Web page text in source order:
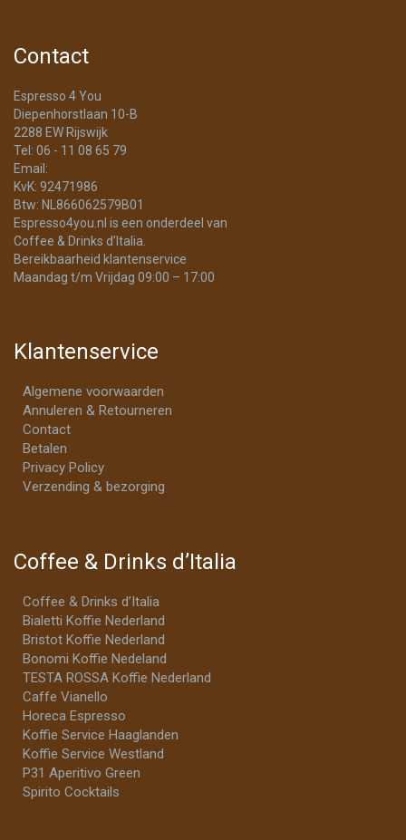
Contact
Espresso 4 You
Diepenhorstlaan 10-B
2288 EW Rijswijk
Tel: 06 - 11 08 65 79
Email:
KvK: 92471986
Btw: NL866062579B01
Espresso4you.nl is een onderdeel van
Coffee & Drinks d’Italia.
Bereikbaarheid klantenservice
Maandag t/m Vrijdag 09:00 – 17:00
Klantenservice
Algemene voorwaarden
Annuleren & Retourneren
Contact
Betalen
Privacy Policy
Verzending & bezorging
Coffee & Drinks d’Italia
Coffee & Drinks d’Italia
Bialetti Koffie Nederland
Bristot Koffie Nederland
Bonomi Koffie Nedeland
TESTA ROSSA Koffie Nederland
Caffe Vianello
Horeca Espresso
Koffie Service Haaglanden
Koffie Service Westland
P31 Aperitivo Green
Spirito Cocktails